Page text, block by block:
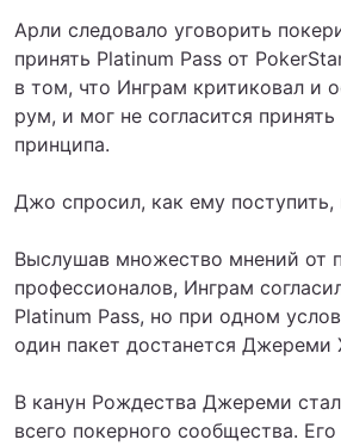
Арли следовало уговорить
принять Platinum Pass от
в том, что Инграм критиковал и
рум, и мог не согласится
принципа.
Джо спросил, как ему
Выслушав множество мнений от
профессионалов, Инграм
Platinum Pass, но при одном
один пакет достанется Джереми
В канун Рождества Джереми
всего покерного сообщества.